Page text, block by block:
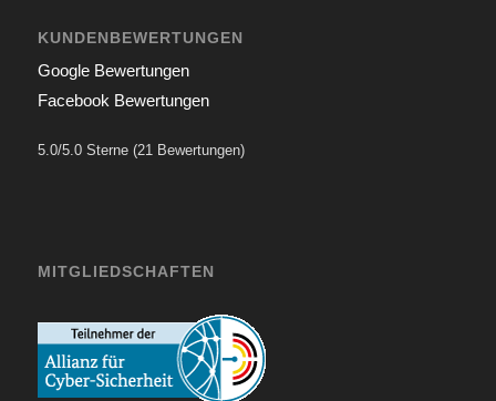
KUNDENBEWERTUNGEN
Google Bewertungen
Facebook Bewertungen
5.0/5.0 Sterne (21 Bewertungen)
MITGLIEDSCHAFTEN